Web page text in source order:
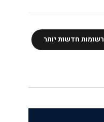
רשומות חדשות יותר